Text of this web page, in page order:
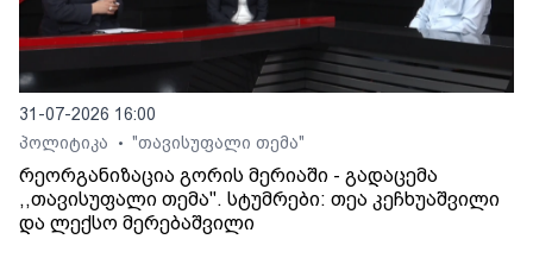
31-07-2026 16:00
პოლიტიკა
• "თავისუფალი თემა"
რეორგანიზაცია გორის მერიაში - გადაცემა
,,თავისუფალი თემა". სტუმრები: თეა კეჩხუაშვილი
და ლექსო მერებაშვილი